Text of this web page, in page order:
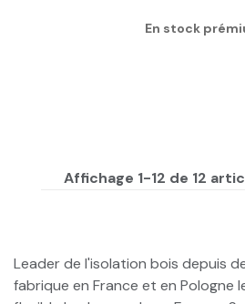
En stock
Affichage 1-12 de 12
Leader de l'isolation bois depuis
fabrique en France et en Pologne